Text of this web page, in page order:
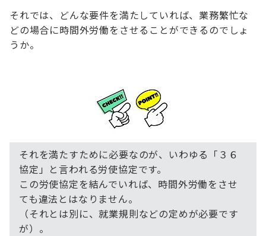
それでは、どんな要件を満たしていれば、業務繁忙な
どの場合に時間外労働をさせることができるのでしょ
うか。
それを満たすために必要なのが、いわゆる「３６
協定」と言われる労使協定です。
この労使協定を結んでいれば、時間外労働をさせ
ても違法とはなりません。
（それとは別に、就業規則などの定めが必要です
が）。